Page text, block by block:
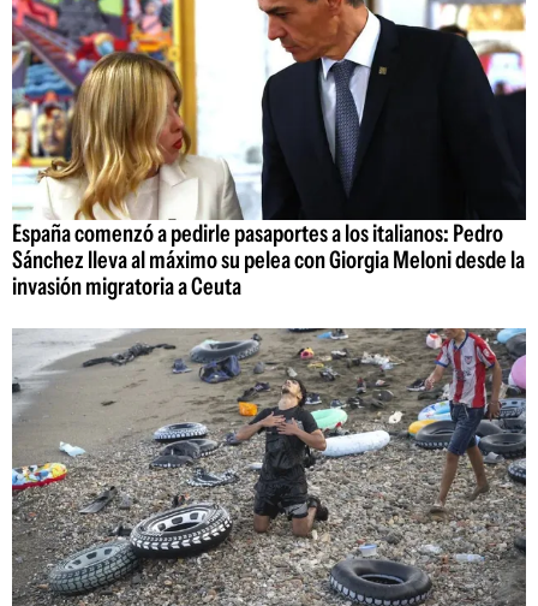
España comenzó a pedirle pasaportes a los italianos: Pedro
Sánchez lleva al máximo su pelea con Giorgia Meloni desde la
invasión migratoria a Ceuta